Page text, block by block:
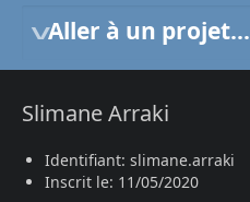
Aller à un projet...
Slimane Arraki
Identifiant: slimane.arraki
Inscrit le: 11/05/2020